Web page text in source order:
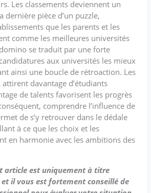
Les classements deviennent un
dernière pièce d’un puzzle,
que les parents et les
comme les meilleures universités
se traduit par une forte
aux universités les mieux
ainsi une boucle de rétroaction. Les
attirent davantage d’étudiants
de talents favorisent les progrès
comprendre l’influence de
de s’y retrouver dans le dédale
à ce que les choix et les
en harmonie avec les ambitions des
article est uniquement à titre
il vous est fortement conseillé de